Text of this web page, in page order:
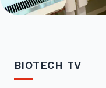
BIOTECH TV